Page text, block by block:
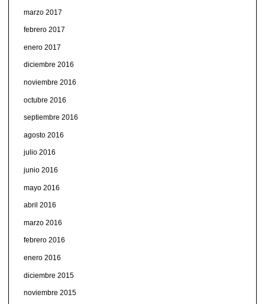
marzo 2017
febrero 2017
enero 2017
diciembre 2016
noviembre 2016
octubre 2016
septiembre 2016
agosto 2016
julio 2016
junio 2016
mayo 2016
abril 2016
marzo 2016
febrero 2016
enero 2016
diciembre 2015
noviembre 2015